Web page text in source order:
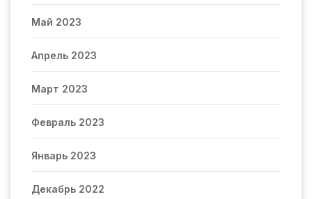
Май 2023
Апрель 2023
Март 2023
Февраль 2023
Январь 2023
Декабрь 2022